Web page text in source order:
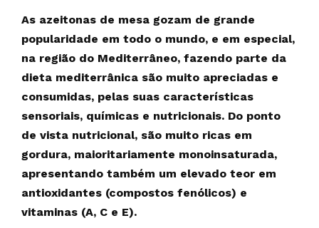
As azeitonas de mesa gozam de grande
popularidade em todo o mundo, e em especial,
na região do Mediterrâneo, fazendo parte da
dieta mediterrânica são muito apreciadas e
consumidas, pelas suas características
sensoriais, químicas e nutricionais. Do ponto
de vista nutricional, são muito ricas em
gordura, maioritariamente monoinsaturada,
apresentando também um elevado teor em
antioxidantes (compostos fenólicos) e
vitaminas (A, C e E).